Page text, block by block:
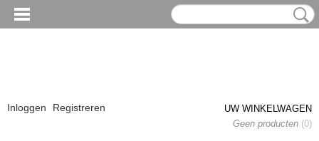
Inloggen Registreren
UW WINKELWAGEN
Geen producten (0)